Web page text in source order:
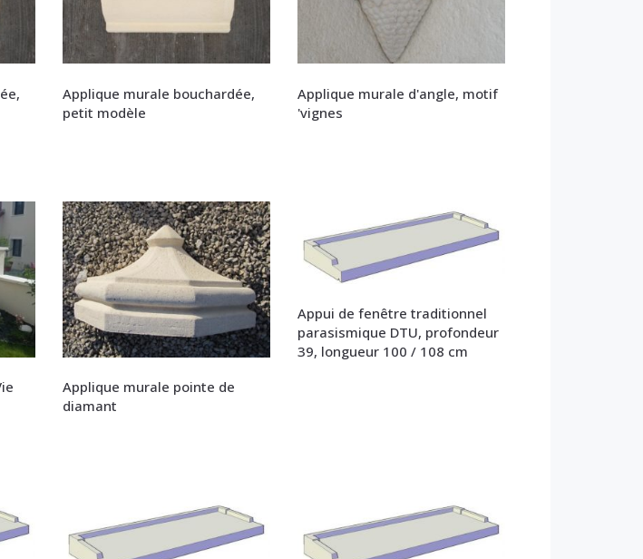
Applique murale bouchardée,
petit modèle
Applique murale d'angle, motif
'vignes
Applique murale pointe de
diamant
Appui de fenêtre traditionnel
parasismique DTU, profondeur
39, longueur 100 / 108 cm